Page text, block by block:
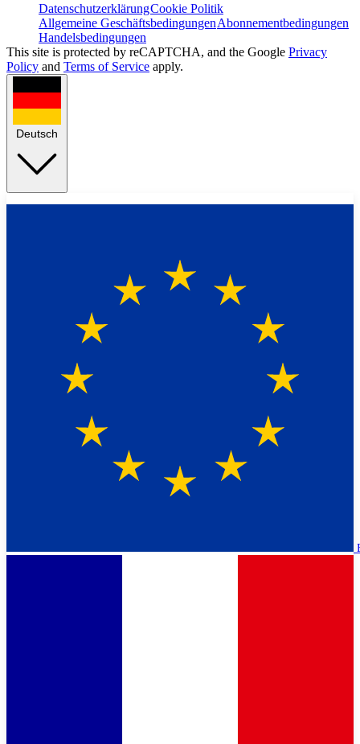
DatenschutzerklärungCookie Politik
Allgemeine GeschäftsbedingungenAbonnementbedingungen
Handelsbedingungen
This site is protected by reCAPTCHA, and the Google Privacy
Policy and Terms of Service apply.
Deutsch